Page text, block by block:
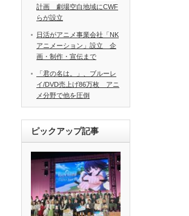
計画 劇場空白地域にCWF
らが設立
日活がアニメ事業会社「NK
アニメーション」設立 企
画・制作・宣伝まで
「君の名は。」、ブルーレ
イ/DVD売上げ86万枚 アニ
メ分野で他を圧倒
ピックアップ記事